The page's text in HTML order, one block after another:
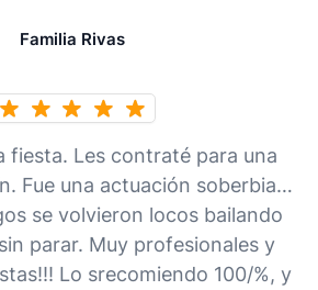
Familia Rivas
fiesta. Les contraté para una
Fue una actuación soberbia…
se volvieron locos bailando
parar. Muy profesionales y
Lo srecomiendo 100/%, y